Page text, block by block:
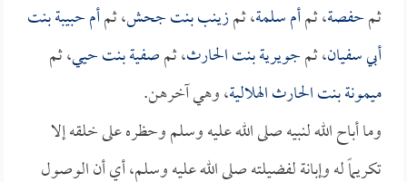
ثمحفصة، ثمأم سلمة، ثمزينب بنت جحش، ثمأم حبيبة بنت
أبي سفيان، ثمجويرية بنت الحارث، ثمصفية بنت حيي، ثم
ميمونة بنت الحارث الهلالية، وهي آخرهن.
وما أباح الله لنبيه صلى الله عليه وسلم وحظره على خلقه إلا
تكريماً له وإبانة لفضيلته صلى الله عليه وسلم، أي أن الوصول